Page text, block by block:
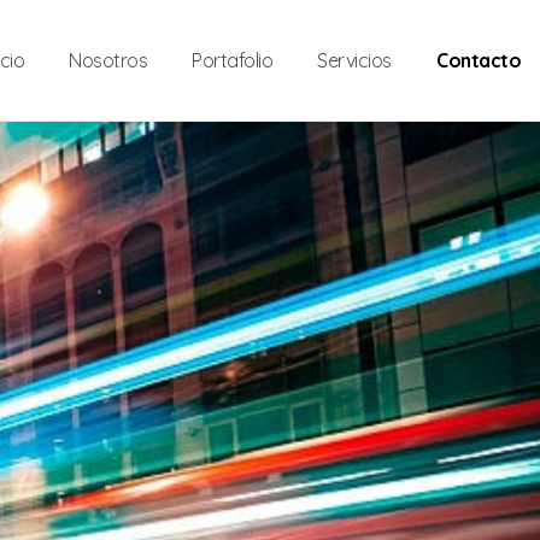
Nosotros Portafolio Servicios Contacto